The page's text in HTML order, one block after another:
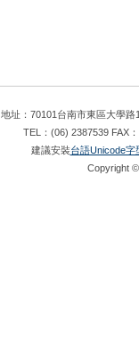
地址：70101台南市東區大學
TEL：(06) 2387539 FAX
建議安裝台語Unicode字
Copyright